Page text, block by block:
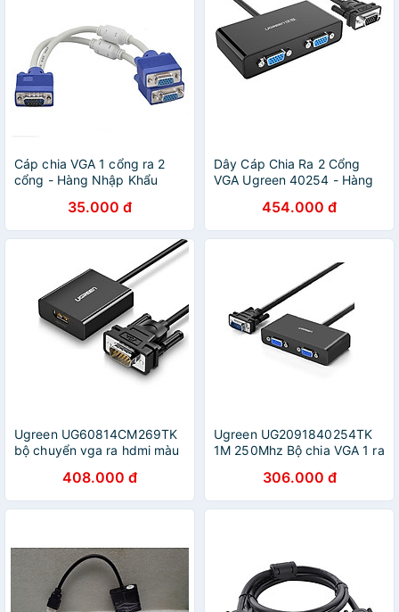
Cáp chia VGA 1 cổng ra 2
cổng - Hàng Nhập Khẩu
35.000 đ
Dây Cáp Chia Ra 2 Cổng
VGA Ugreen 40254 - Hàng
454.000 đ
Ugreen UG60814CM269TK
bộ chuyển vga ra hdmi màu
408.000 đ
Ugreen UG2091840254TK
1M 250Mhz Bộ chia VGA 1 ra
306.000 đ